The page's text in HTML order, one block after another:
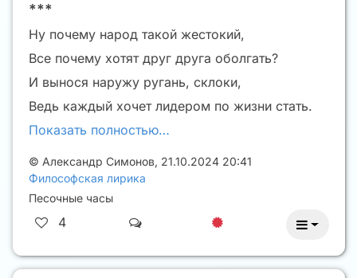
***
Ну почему народ такой жестокий,
Все почему хотят друг друга оболгать?
И вынося наружу ругань, склоки,
Ведь каждый хочет лидером по жизни стать.
Показать полностью…
© Александр Симонов, 21.10.2024 20:41
Философская лирика
Песочные часы
4